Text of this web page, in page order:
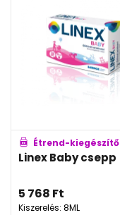
Étrend-kiegészítő
Linex Baby csepp
5 768 Ft
Kiszerelés: 8ML